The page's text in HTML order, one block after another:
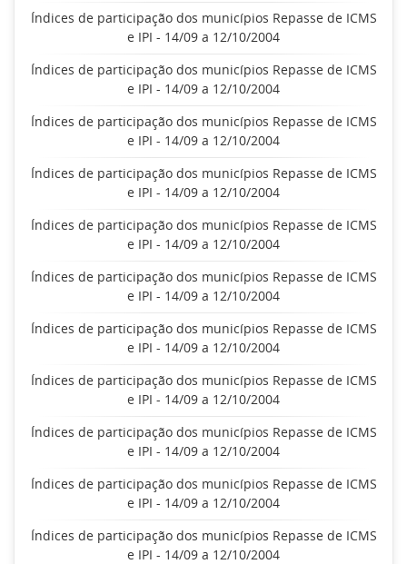
Índices de participação dos municípios Repasse de ICMS
e IPI - 14/09 a 12/10/2004
Índices de participação dos municípios Repasse de ICMS
e IPI - 14/09 a 12/10/2004
Índices de participação dos municípios Repasse de ICMS
e IPI - 14/09 a 12/10/2004
Índices de participação dos municípios Repasse de ICMS
e IPI - 14/09 a 12/10/2004
Índices de participação dos municípios Repasse de ICMS
e IPI - 14/09 a 12/10/2004
Índices de participação dos municípios Repasse de ICMS
e IPI - 14/09 a 12/10/2004
Índices de participação dos municípios Repasse de ICMS
e IPI - 14/09 a 12/10/2004
Índices de participação dos municípios Repasse de ICMS
e IPI - 14/09 a 12/10/2004
Índices de participação dos municípios Repasse de ICMS
e IPI - 14/09 a 12/10/2004
Índices de participação dos municípios Repasse de ICMS
e IPI - 14/09 a 12/10/2004
Índices de participação dos municípios Repasse de ICMS
e IPI - 14/09 a 12/10/2004